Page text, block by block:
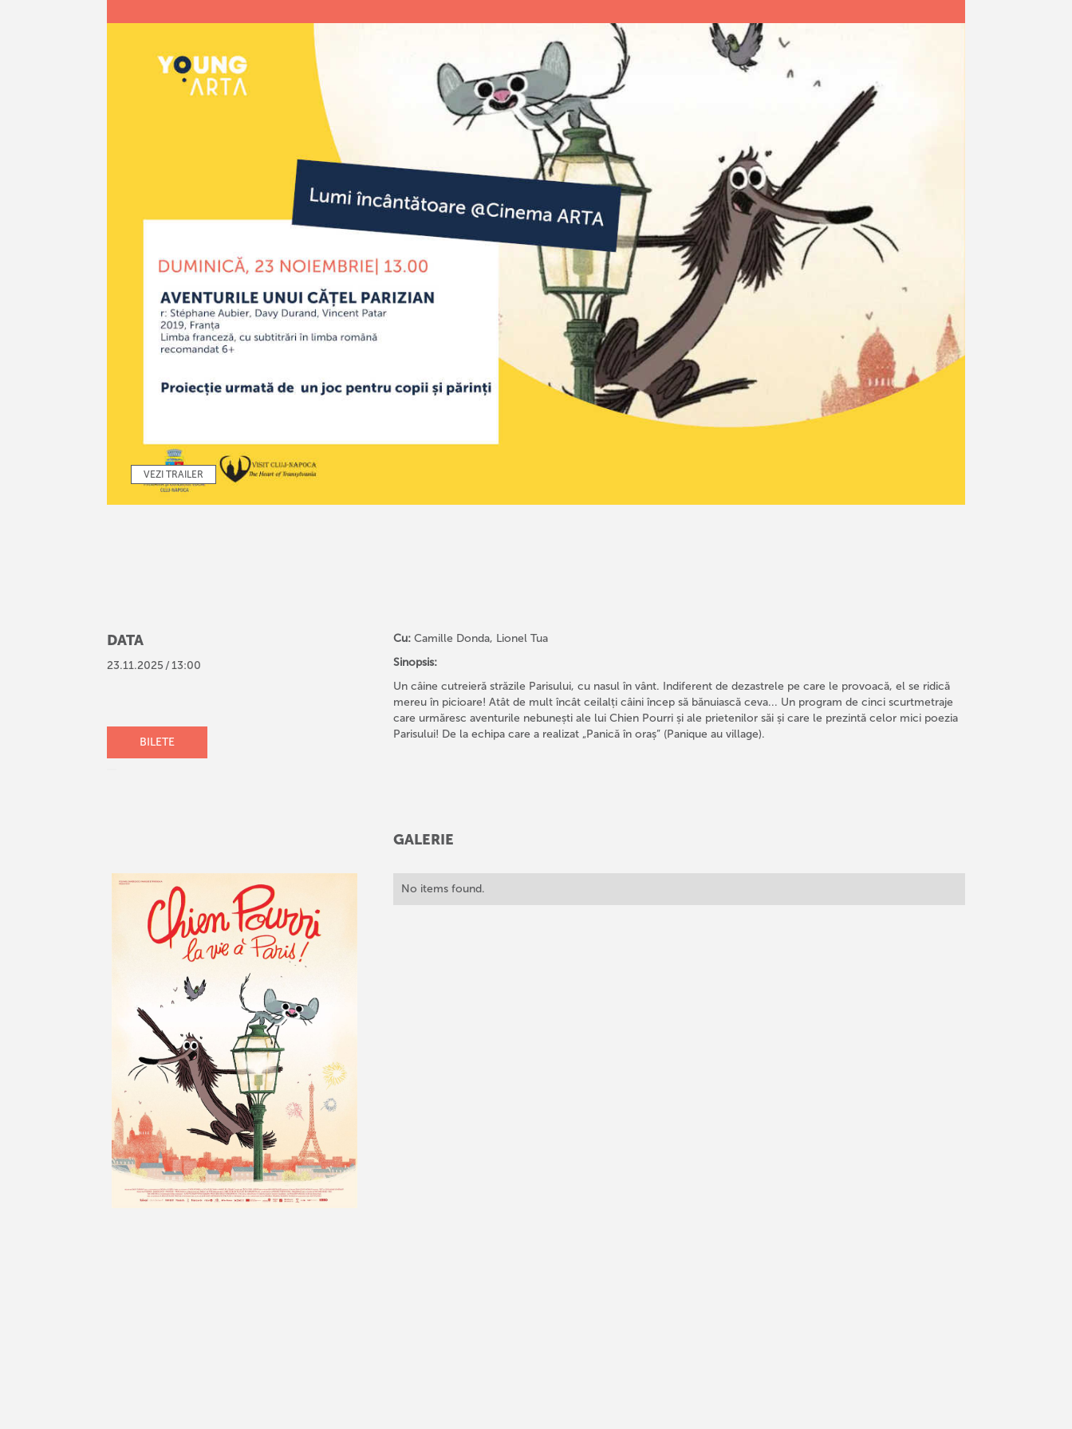
VEZI TRAILER
DATA
23.11.2025/13:00
BILETE
Cu:Camille Donda, Lionel Tua
Sinopsis:
Un câine cutreieră străzile Parisului, cu nasul în vânt. Indiferent de dezastrele pe care le provoacă, el se ridică
mereu în picioare! Atât de mult încât ceilalți câini încep să bănuiască ceva... Un program de cinci scurtmetraje
care urmăresc aventurile nebunești ale lui Chien Pourri și ale prietenilor săi și care le prezintă celor mici poezia
Parisului! De la echipa care a realizat „Panică în oraș” (Panique au village).
GALERIE
No items found.